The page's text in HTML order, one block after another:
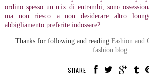
ordino spesso un mix di entrambi, sono
ma non riesco a non desiderare altro
abbigliamento preferite indossare?
Thanks for following and reading Fashion and
fashion blog
SHARE: